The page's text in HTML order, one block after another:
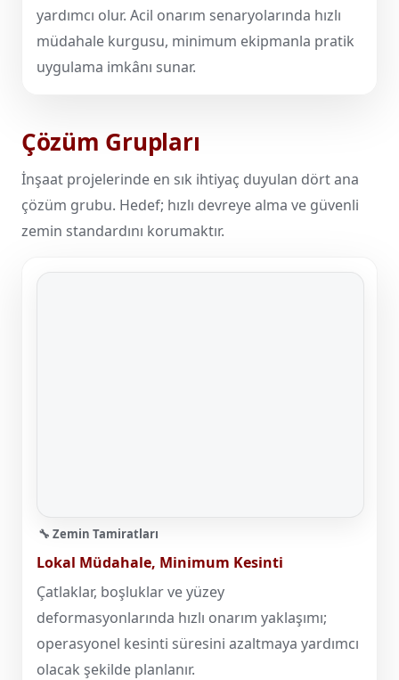
yardımcı olur. Acil onarım senaryolarında hızlı
müdahale kurgusu, minimum ekipmanla pratik
uygulama imkânı sunar.
Çözüm Grupları
İnşaat projelerinde en sık ihtiyaç duyulan dört ana
çözüm grubu. Hedef; hızlı devreye alma ve güvenli
zemin standardını korumaktır.
🔧 Zemin Tamiratları
Lokal Müdahale, Minimum Kesinti
Çatlaklar, boşluklar ve yüzey
deformasyonlarında hızlı onarım yaklaşımı;
operasyonel kesinti süresini azaltmaya yardımcı
olacak şekilde planlanır.